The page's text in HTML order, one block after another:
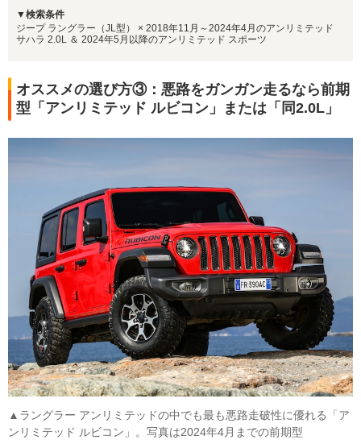
▼検索条件
ジープ ラングラー（JL型） × 2018年11月～2024年4月のアンリミテッド
サハラ 2.0L ＆ 2024年5月以降のアンリミテッド スポーツ
オススメの選び方③：悪路をガンガン走るなら前期
型「アンリミテッド ルビコン」または「同2.0L」
▲ラングラー アンリミテッドの中でも最も悪路走破性に優れる「ア
ンリミテッド ルビコン」。写真は2024年4月までの前期型